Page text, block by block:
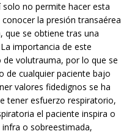
no permite hacer esta
la presión transaérea
que se obtiene tras una
importancia de este
volutrauma, por lo que se
de cualquier paciente bajo
valores fidedignos se ha
tener esfuerzo respiratorio,
el paciente inspira o
o sobreestimada,